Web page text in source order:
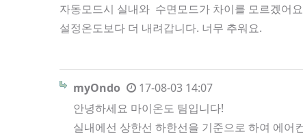
자동모드시 실내와 수면모드가 차이를 모르겠어
설정온도보다 더 내려갑니다. 너무 추워요.
myOndo
17-08-03 14:07
안녕하세요 마이온도 팀입니다!
실내에선 상한선 하한선을 기준으로 하여 에